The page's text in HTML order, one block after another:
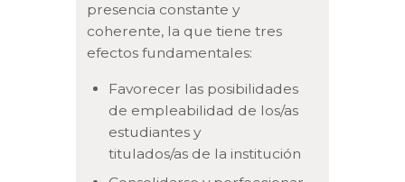
presencia constante y
coherente, la que tiene tres
efectos fundamentales:
Favorecer las posibilidades
de empleabilidad de los/as
estudiantes y
titulados/as de la institución